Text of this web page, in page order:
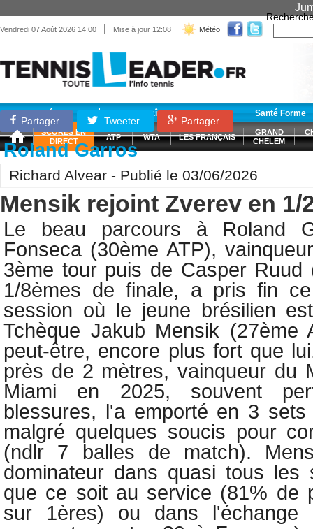
Vendredi 07 Août 2026 14:00 | Mise à jour 12:08 Météo
Matériel Entraînement Santé Forme
SCORES EN
DIRECT
ATP WTA LES FRANÇAIS
GRAND
CHELEM
Partager Tweeter Partager
Roland Garros
Richard Alvear - Publié le 03/06/2026
Mensik rejoint Zverev en 1/
Le beau parcours à Roland
Fonseca (30ème ATP),
3ème tour puis de Casper Ruud
1/8èmes de finale, a pris fin
session où le jeune brésilien
Tchèque Jakub Mensik (27ème
peut-être, encore plus fort que
près de 2 mètres, vainqueur du
Miami en 2025, souvent
blessures, l'a emporté en 3
malgré quelques soucis pour
(ndlr 7 balles de match).
dominateur dans quasi tous les
que ce soit au service (81% de
sur 1ères) ou dans l'échange